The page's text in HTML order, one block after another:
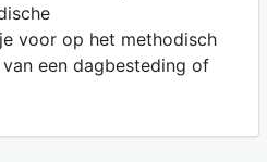
voor op het methodisch
een dagbesteding of